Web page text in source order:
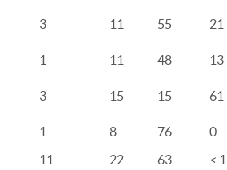
3 11 55 21
1 11 48
13
3 15 15 61
1 8 76
0
11 22 63 < 1